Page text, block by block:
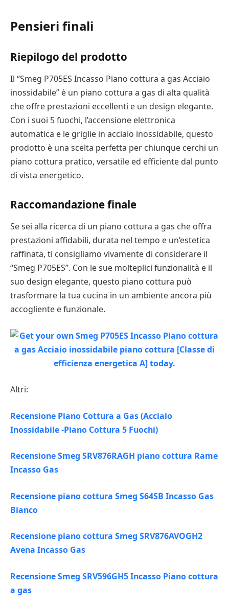
Pensieri finali
Riepilogo del prodotto
Il “Smeg P705ES Incasso Piano cottura a gas Acciaio
inossidabile” è un piano cottura a gas di alta qualità
che offre prestazioni eccellenti e un design elegante.
Con i suoi 5 fuochi, l’accensione elettronica
automatica e le griglie in acciaio inossidabile, questo
prodotto è una scelta perfetta per chiunque cerchi un
piano cottura pratico, versatile ed efficiente dal punto
di vista energetico.
Raccomandazione finale
Se sei alla ricerca di un piano cottura a gas che offra
prestazioni affidabili, durata nel tempo e un’estetica
raffinata, ti consigliamo vivamente di considerare il
“Smeg P705ES”. Con le sue molteplici funzionalità e il
suo design elegante, questo piano cottura può
trasformare la tua cucina in un ambiente ancora più
accogliente e funzionale.
Altri:
Recensione Piano Cottura a Gas (Acciaio
Inossidabile -Piano Cottura 5 Fuochi)
Recensione Smeg SRV876RAGH piano cottura Rame
Incasso Gas
Recensione piano cottura Smeg S64SB Incasso Gas
Bianco
Recensione piano cottura Smeg SRV876AVOGH2
Avena Incasso Gas
Recensione Smeg SRV596GH5 Incasso Piano cottura
a gas